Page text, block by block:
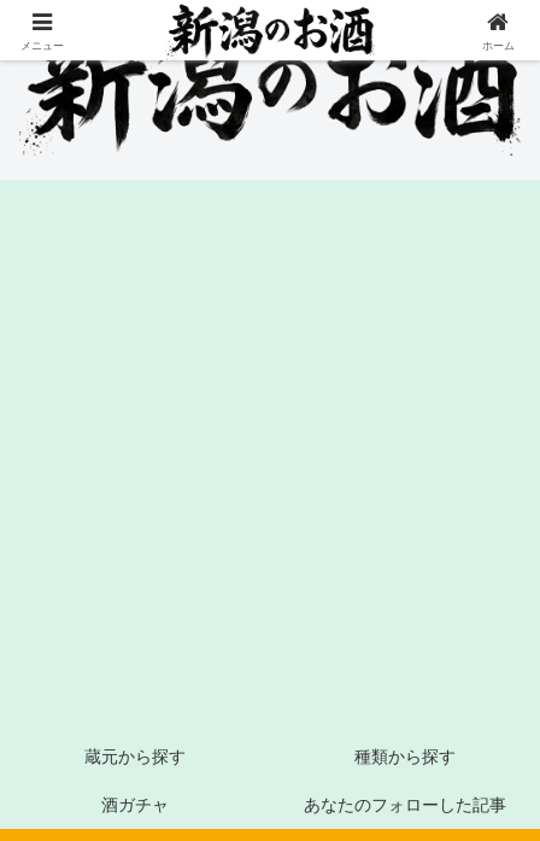
蔵元から探す 種類から探す
酒ガチャ あなたのフォローした記事
メニュー ホーム